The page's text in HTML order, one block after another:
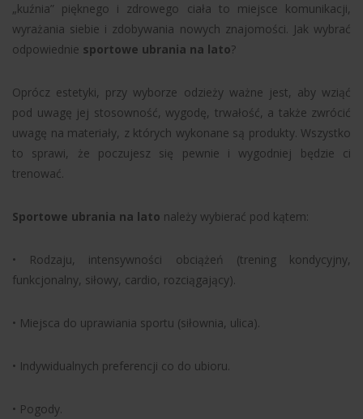
„kuźnia” pięknego i zdrowego ciała to miejsce komunikacji,
wyrażania siebie i zdobywania nowych znajomości. Jak wybrać
odpowiednie sportowe ubrania na lato?
Oprócz estetyki, przy wyborze odzieży ważne jest, aby wziąć
pod uwagę jej stosowność, wygodę, trwałość, a także zwrócić
uwagę na materiały, z których wykonane są produkty. Wszystko
to sprawi, że poczujesz się pewnie i wygodniej będzie ci
trenować.
Sportowe ubrania na lato należy wybierać pod kątem:
• Rodzaju, intensywności obciążeń (trening kondycyjny,
funkcjonalny, siłowy, cardio, rozciągający).
• Miejsca do uprawiania sportu (siłownia, ulica).
• Indywidualnych preferencji co do ubioru.
• Pogody.